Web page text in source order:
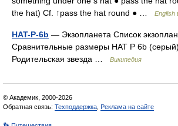
the hat) Cf. ↑pass the hat round ● …
English
HAT-P-6b — Экзопланета Список
Сравнительные размеры HAT P 6b
Родительская звезда …
Википедия
© Академик, 2000-2026
Обратная связь: Техподдержка Реклама на сайте